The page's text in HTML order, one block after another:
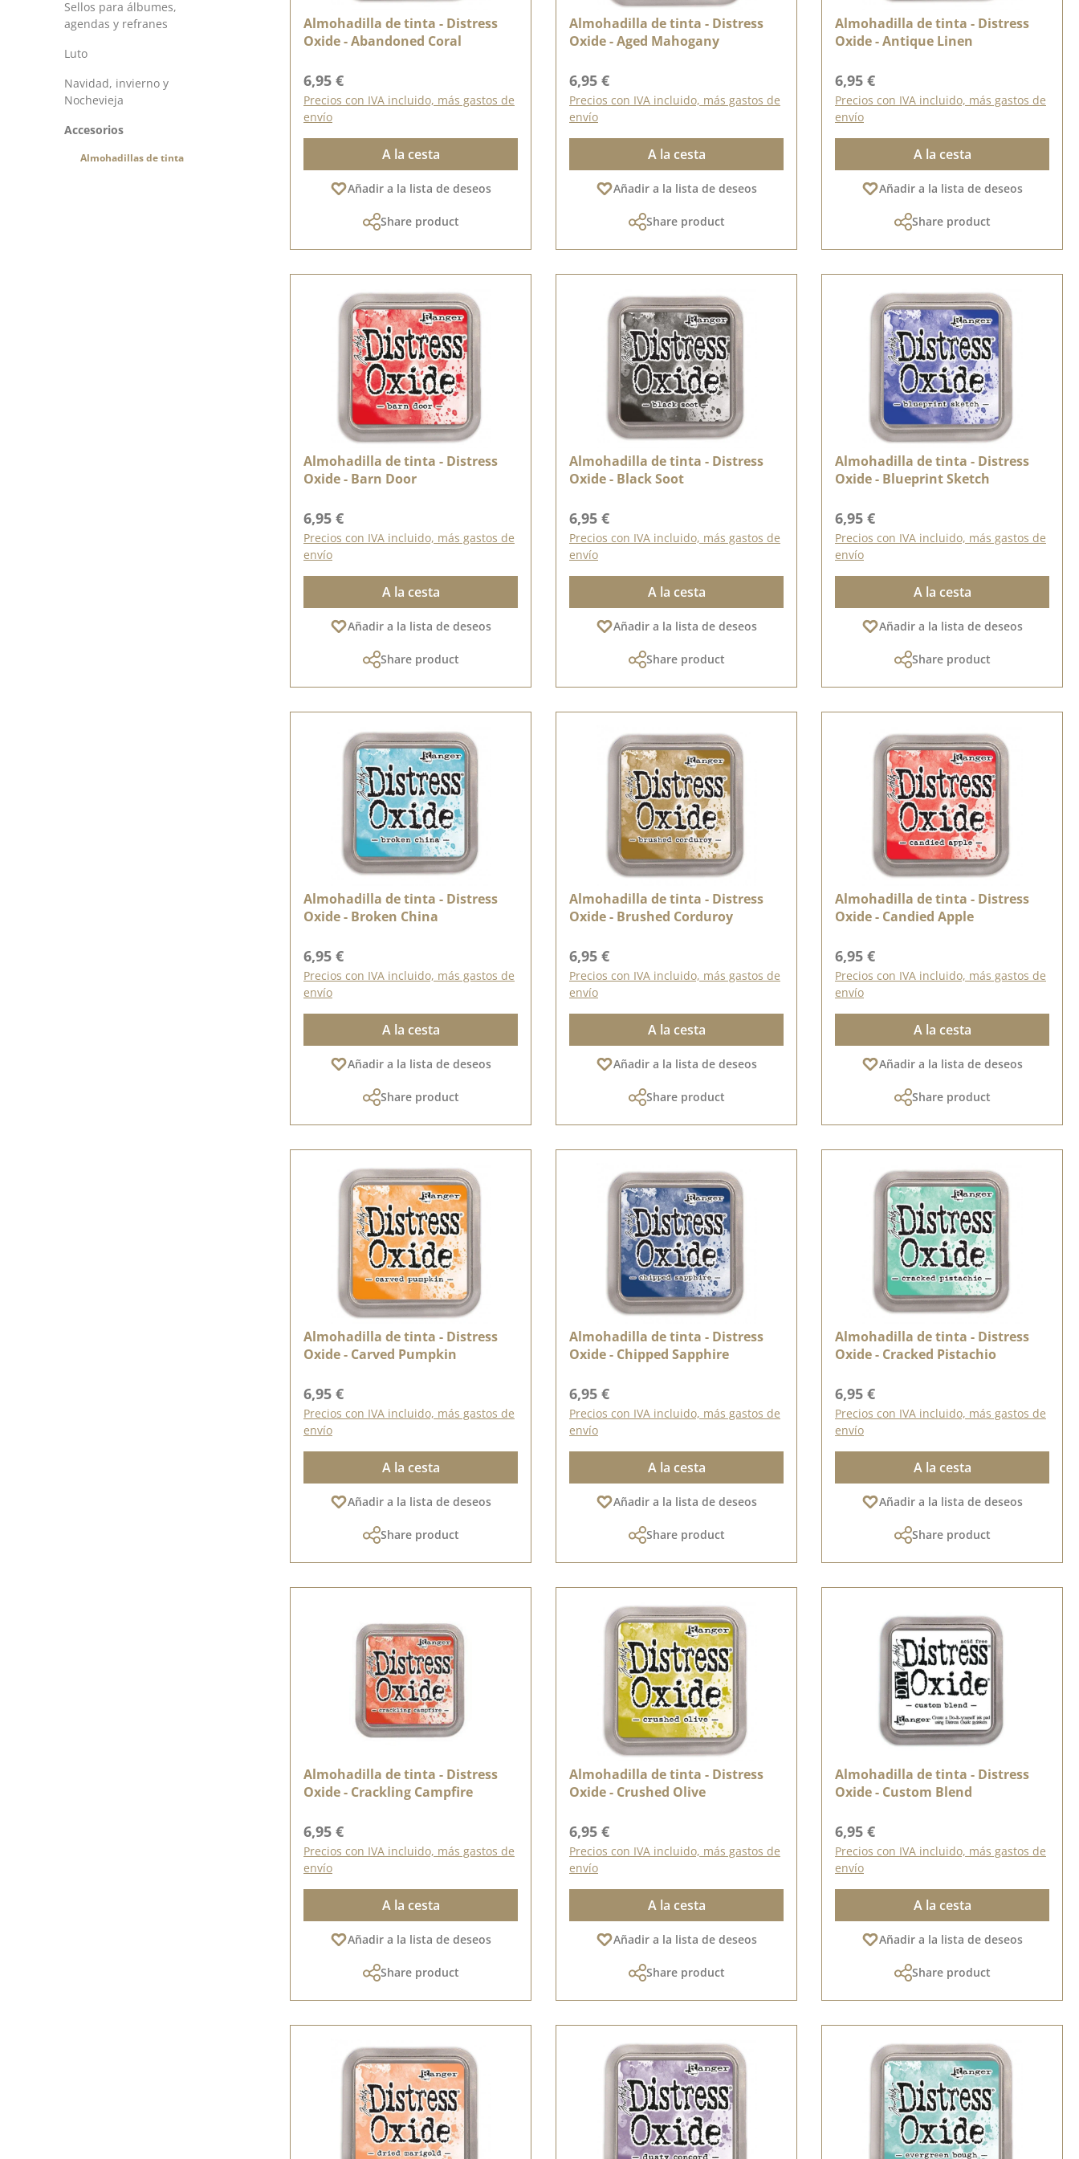
Sellos para álbumes,
agendas y refranes
Luto
Navidad, invierno y
Nochevieja
Accesorios
Almohadillas de tinta
Almohadilla de tinta - Distress
Oxide - Abandoned Coral
Precio normal:
6,95 €
Precios con IVA incluido, más gastos de
envío
A la cesta
Añadir a la lista de deseos
Share product
Almohadilla de tinta - Distress
Oxide - Aged Mahogany
Precio normal:
6,95 €
Precios con IVA incluido, más gastos de
envío
A la cesta
Añadir a la lista de deseos
Share product
Almohadilla de tinta - Distress
Oxide - Antique Linen
Precio normal:
6,95 €
Precios con IVA incluido, más gastos de
envío
A la cesta
Añadir a la lista de deseos
Share product
Almohadilla de tinta - Distress
Oxide - Barn Door
Precio normal:
6,95 €
Precios con IVA incluido, más gastos de
envío
A la cesta
Añadir a la lista de deseos
Share product
Almohadilla de tinta - Distress
Oxide - Black Soot
Precio normal:
6,95 €
Precios con IVA incluido, más gastos de
envío
A la cesta
Añadir a la lista de deseos
Share product
Almohadilla de tinta - Distress
Oxide - Blueprint Sketch
Precio normal:
6,95 €
Precios con IVA incluido, más gastos de
envío
A la cesta
Añadir a la lista de deseos
Share product
Almohadilla de tinta - Distress
Oxide - Broken China
Precio normal:
6,95 €
Precios con IVA incluido, más gastos de
envío
A la cesta
Añadir a la lista de deseos
Share product
Almohadilla de tinta - Distress
Oxide - Brushed Corduroy
Precio normal:
6,95 €
Precios con IVA incluido, más gastos de
envío
A la cesta
Añadir a la lista de deseos
Share product
Almohadilla de tinta - Distress
Oxide - Candied Apple
Precio normal:
6,95 €
Precios con IVA incluido, más gastos de
envío
A la cesta
Añadir a la lista de deseos
Share product
Almohadilla de tinta - Distress
Oxide - Carved Pumpkin
Precio normal:
6,95 €
Precios con IVA incluido, más gastos de
envío
A la cesta
Añadir a la lista de deseos
Share product
Almohadilla de tinta - Distress
Oxide - Chipped Sapphire
Precio normal:
6,95 €
Precios con IVA incluido, más gastos de
envío
A la cesta
Añadir a la lista de deseos
Share product
Almohadilla de tinta - Distress
Oxide - Cracked Pistachio
Precio normal:
6,95 €
Precios con IVA incluido, más gastos de
envío
A la cesta
Añadir a la lista de deseos
Share product
Almohadilla de tinta - Distress
Oxide - Crackling Campfire
Precio normal:
6,95 €
Precios con IVA incluido, más gastos de
envío
A la cesta
Añadir a la lista de deseos
Share product
Almohadilla de tinta - Distress
Oxide - Crushed Olive
Precio normal:
6,95 €
Precios con IVA incluido, más gastos de
envío
A la cesta
Añadir a la lista de deseos
Share product
Almohadilla de tinta - Distress
Oxide - Custom Blend
Precio normal:
6,95 €
Precios con IVA incluido, más gastos de
envío
A la cesta
Añadir a la lista de deseos
Share product